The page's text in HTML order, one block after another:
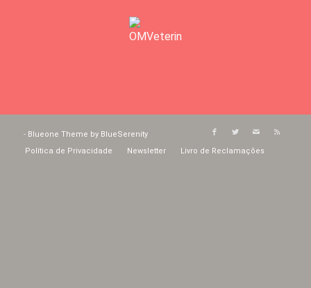
- Blueone Theme by BlueSerenity
Política de Privacidade
Newsletter Livro de Reclamações